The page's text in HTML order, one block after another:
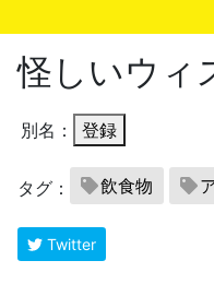
怪しいウィ
別名： 登録
タグ： 飲食物
Twitter